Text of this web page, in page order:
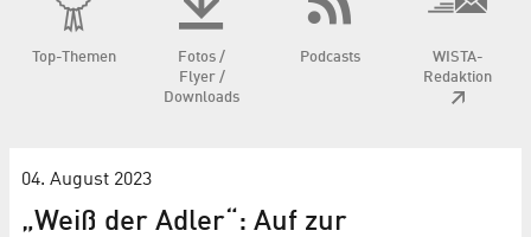
Top-Themen
Fotos /
Flyer /
Downloads
Podcasts
WISTA-
Redaktion
04. August 2023
„Weiß der Adler“: Auf zur